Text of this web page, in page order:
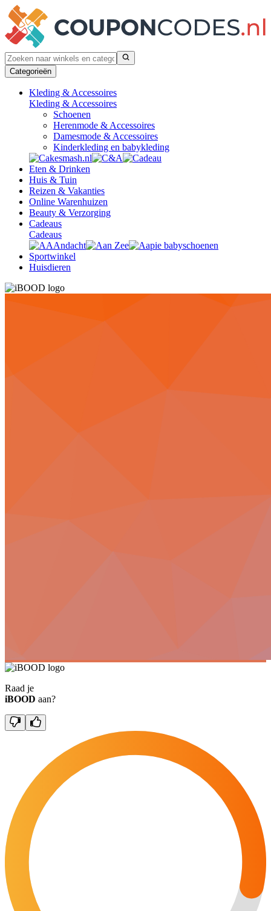
Categorieën
Kleding & Accessoires
Kleding & Accessoires
Schoenen
Herenmode & Accessoires
Damesmode & Accessoires
Kinderkleding en babykleding
Eten & Drinken
Huis & Tuin
Reizen & Vakanties
Online Warenhuizen
Beauty & Verzorging
Cadeaus
Cadeaus
Sportwinkel
Huisdieren
Raad je
iBOOD aan?